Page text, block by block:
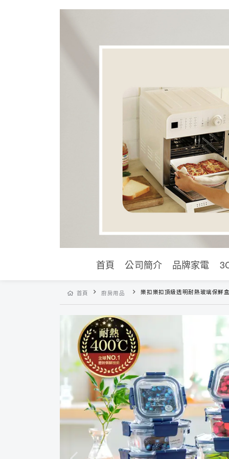
首頁 公司簡介 品牌家電
首頁 廚房用品 樂扣樂扣頂級透明耐熱玻璃保鮮